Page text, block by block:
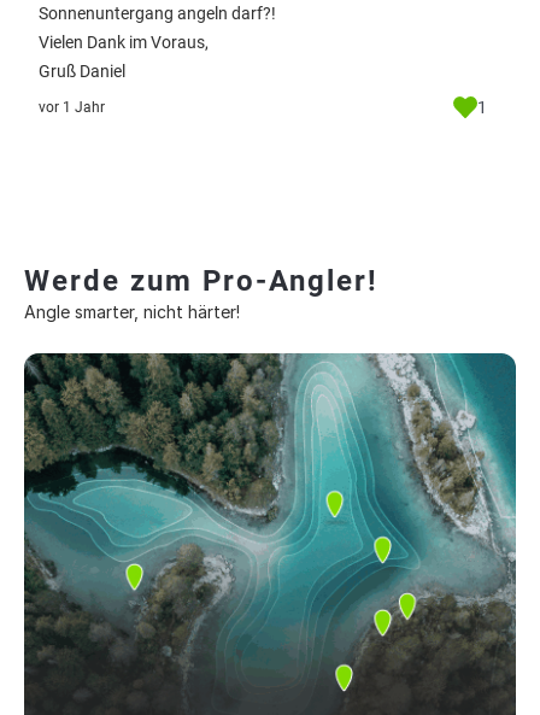
Sonnenuntergang angeln darf?!
Vielen Dank im Voraus,
Gruß Daniel
vor 1 Jahr 1
Werde zum Pro-Angler!
Angle smarter, nicht härter!